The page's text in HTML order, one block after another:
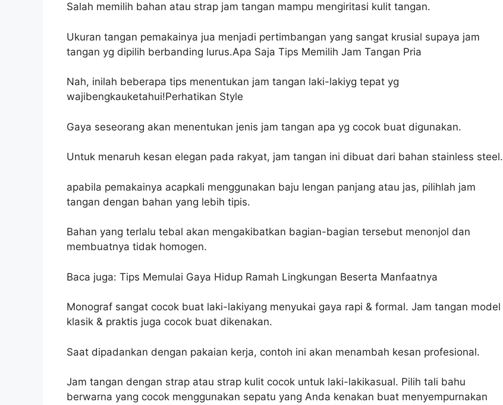
Salah memilih bahan atau strap jam tangan mampu mengiritasi kulit tangan.
Ukuran tangan pemakainya jua menjadi pertimbangan yang sangat krusial supaya jam
tangan yg dipilih berbanding lurus.Apa Saja Tips Memilih Jam Tangan Pria
Nah, inilah beberapa tips menentukan jam tangan laki-lakiyg tepat yg
wajibengkauketahui!Perhatikan Style
Gaya seseorang akan menentukan jenis jam tangan apa yg cocok buat digunakan.
Untuk menaruh kesan elegan pada rakyat, jam tangan ini dibuat dari bahan stainless steel.
apabila pemakainya acapkali menggunakan baju lengan panjang atau jas, pilihlah jam
tangan dengan bahan yang lebih tipis.
Bahan yang terlalu tebal akan mengakibatkan bagian-bagian tersebut menonjol dan
membuatnya tidak homogen.
Baca juga: Tips Memulai Gaya Hidup Ramah Lingkungan Beserta Manfaatnya
Monograf sangat cocok buat laki-lakiyang menyukai gaya rapi & formal. Jam tangan model
klasik & praktis juga cocok buat dikenakan.
Saat dipadankan dengan pakaian kerja, contoh ini akan menambah kesan profesional.
Jam tangan dengan strap atau strap kulit cocok untuk laki-lakikasual. Pilih tali bahu
berwarna yang cocok menggunakan sepatu yang Anda kenakan buat menyempurnakan